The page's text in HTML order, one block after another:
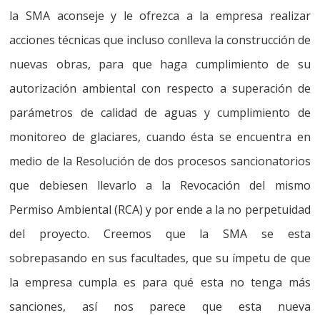
la SMA aconseje y le ofrezca a la empresa realizar
acciones técnicas que incluso conlleva la construcción de
nuevas obras, para que haga cumplimiento de su
autorización ambiental con respecto a superación de
parámetros de calidad de aguas y cumplimiento de
monitoreo de glaciares, cuando ésta se encuentra en
medio de la Resolución de dos procesos sancionatorios
que debiesen llevarlo a la Revocación del mismo
Permiso Ambiental (RCA) y por ende a la no perpetuidad
del proyecto. Creemos que la SMA se esta
sobrepasando en sus facultades, que su ímpetu de que
la empresa cumpla es para qué esta no tenga más
sanciones, así nos parece que esta nueva